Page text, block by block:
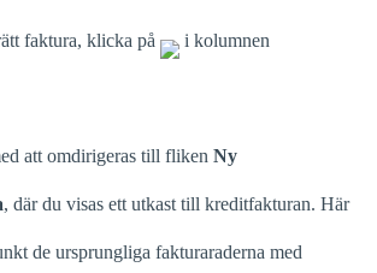
faktura, klicka på i kolumnen
att omdirigeras till fliken Ny
, där du visas ett utkast till kreditfakturan. Här
de ursprungliga fakturaraderna med